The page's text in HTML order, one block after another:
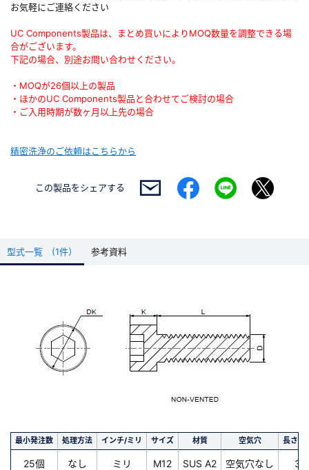
お気軽にご連絡ください
UC Components製品は、まとめ買いによりMOQ数量を調整できる場
合がございます。
下記の場合、別途お問い合わせください。
・MOQが26個以上の製品
・ほかのUC Components製品と合わせてご検討の場合
・ご入用時期が数ヶ月以上先の場合
精密洗浄のご依頼はこちらから
この製品をシェアする
型式一覧 (1件） 参考資料
最小発注数 処理方法 インチ/ミリ サイズ 材質 空気穴 長さ
25個 なし ミリ M12 SUS A2 空気穴なし 30